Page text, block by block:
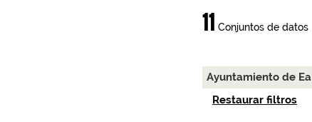
11 Conjuntos de datos
Ayuntamiento de Ea
Restaurar filtros